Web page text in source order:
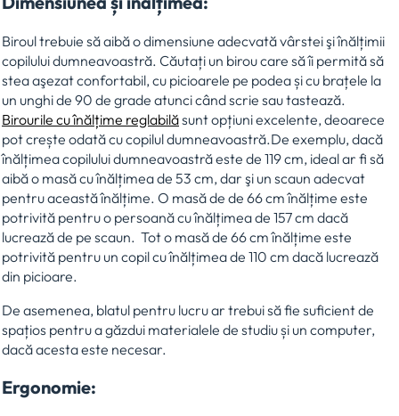
Biroul trebuie să aibă o dimensiune adecvată vârstei şi înălțimii
copilului dumneavoastră. Căutați un birou care să îi permită să
stea aşezat confortabil, cu picioarele pe podea și cu brațele la
un unghi de 90 de grade atunci când scrie sau tastează.
Birourile cu înălțime reglabilăsunt opțiuni excelente, deoarece
pot crește odată cu copilul dumneavoastră.De exemplu, dacă
înălțimea copilului dumneavoastră este de 119 cm, ideal ar fi să
aibă o masă cu înălțimea de 53 cm, dar şi un scaun adecvat
pentru această înălțime. O masă de de 66 cm înălțime este
potrivită pentru o persoană cu înălțimea de 157 cm dacă
lucrează de pe scaun. Tot o masă de 66 cm înălțime este
potrivită pentru un copil cu înălțimea de 110 cm dacă lucrează
din picioare.
De asemenea, blatul pentru lucru ar trebui să fie suficient de
spațios pentru a găzdui materialele de studiu și un computer,
dacă acesta este necesar.
Ergonomie: